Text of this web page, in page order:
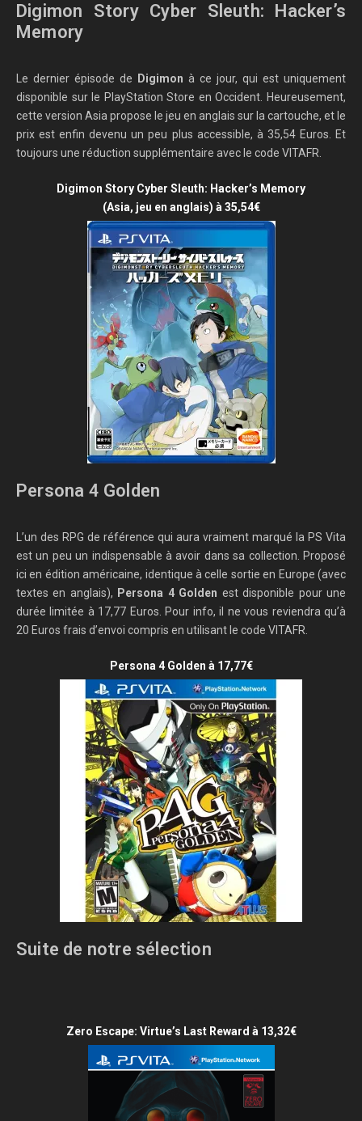
Digimon Story Cyber Sleuth: Hacker’s
Memory
Le dernier épisode de Digimon à ce jour, qui est uniquement
disponible sur le PlayStation Store en Occident. Heureusement,
cette version Asia propose le jeu en anglais sur la cartouche, et le
prix est enfin devenu un peu plus accessible, à 35,54 Euros. Et
toujours une réduction supplémentaire avec le code VITAFR.
Digimon Story Cyber Sleuth: Hacker’s Memory
(Asia, jeu en anglais) à 35,54€
Persona 4 Golden
L’un des RPG de référence qui aura vraiment marqué la PS Vita
est un peu un indispensable à avoir dans sa collection. Proposé
ici en édition américaine, identique à celle sortie en Europe (avec
textes en anglais), Persona 4 Golden est disponible pour une
durée limitée à 17,77 Euros. Pour info, il ne vous reviendra qu’à
20 Euros frais d’envoi compris en utilisant le code VITAFR.
Persona 4 Golden à 17,77€
Suite de notre sélection
Zero Escape: Virtue’s Last Reward à 13,32€